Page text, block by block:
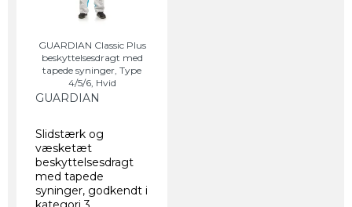
GUARDIAN Classic Plus
beskyttelsesdragt med
tapede syninger, Type
4/5/6, Hvid
GUARDIAN
Slidstærk og
væsketæt
beskyttelsesdragt
med tapede
syninger, godkendt i